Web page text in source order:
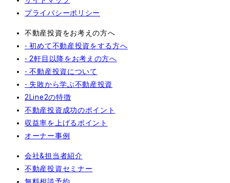
プライバシーポリシー
不動産投資をお考えの方へ
- 初めて不動産投資をする方へ
- 2軒目以降をお考えの方へ
- 不動産投資について
- 失敗から学ぶ不動産投資
2Line2の特徴
不動産投資成功のポイント
収益率を上げるポイント
オーナー事例
会社&担当者紹介
不動産投資セミナー